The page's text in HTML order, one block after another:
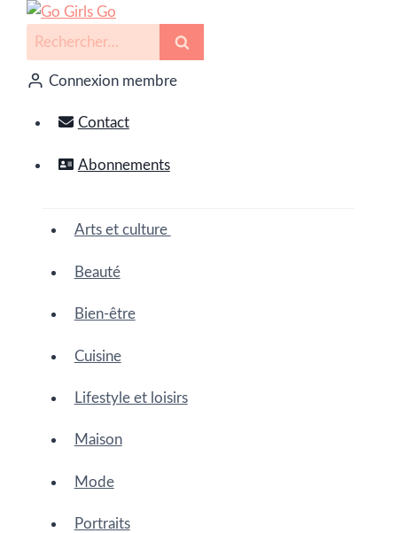
Connexion membre
Contact
Abonnements
Arts et culture
Beauté
Bien-être
Cuisine
Lifestyle et loisirs
Maison
Mode
Portraits